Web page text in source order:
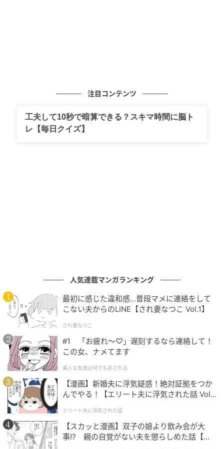
suzusan
会場には、原材料から仕上げまで“見える”生産背景の
もと服作りを行う「ATON」や、400年の歴史をもつ有
松鳴海絞りをルーツにもつ「suzusan」、波佐見焼の
注目コンテンツ
工夫して10秒で暗算できる？スキマ時間に脳ト
レ【毎日クイズ】
人気連載マンガランキング
最初に感じた違和感…普段マメに連絡をして
こない夫からのLINE【され妻なつこ Vol.1】
され妻なつこ
#1 「お疲れ〜♡」遅刻するなら連絡して！
この女、ナメてます
美人な友達は何でも許される
【漫画】新婚夫に浮気疑惑！絶対証拠をつか
んでやる！【エリート夫に浮気された話 Vol.
エリート夫に浮気された話
【スカッと漫画】双子の娘より飲み会が大
事!? 親の自覚がない夫を懲らしめた話【第1